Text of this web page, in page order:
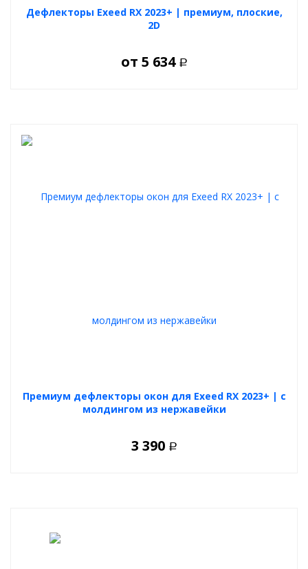
Дефлекторы Exeed RX 2023+ | премиум, плоские,
2D
от 5 634 Р
Премиум дефлекторы окон для Exeed RX 2023+ | с
молдингом из нержавейки
3 390 Р